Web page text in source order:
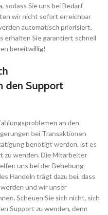
sodass Sie uns bei Bedarf
wir nicht sofort erreichbar
automatisch priorisiert.
erhalten Sie garantiert schnell
bereitwillig!
den Support
an den
bei Transaktionen
benötigt werden, ist es
zu wenden. Die Mitarbeiter
uns bei der Behebung
Handeln trägt dazu bei, dass
und wir unser
Scheuen Sie sich nicht, sich
Support zu wenden, denn